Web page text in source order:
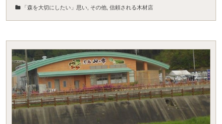
「森を大切にしたい」思い その他 信頼される木材店